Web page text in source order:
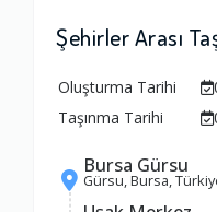
Şehirler Arası
Oluşturma Tarihi
Taşınma Tarihi
Bursa Gürsu
Gürsu, Bursa,